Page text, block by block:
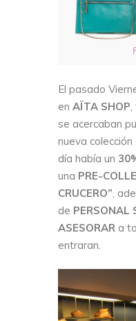
El pasado
en AÏTA SHOP,
se acercaban
nueva
día había un
una PRE-
CRUCERO”,
de PERSONAL
ASESORAR a
entraran.